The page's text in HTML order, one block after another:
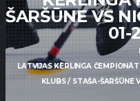
ŠARŠŪNE VS
01-
LATVIJAS KĒRLINGA
KLUBS / STAŠA-ŠARŠŪNE